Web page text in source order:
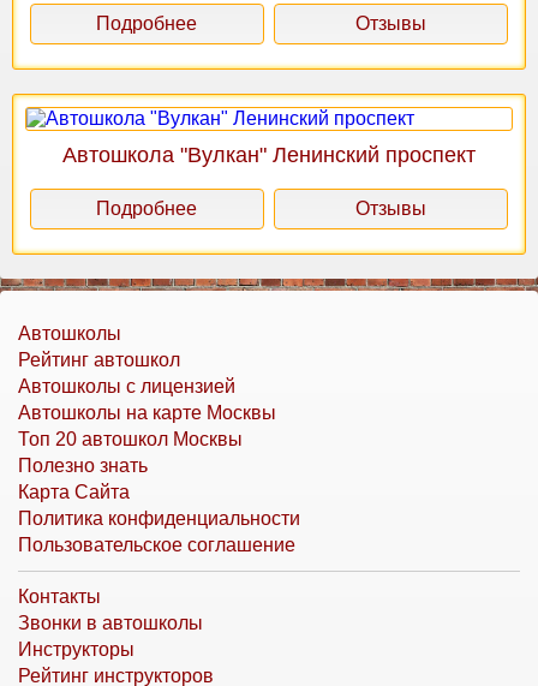
Подробнее Отзывы
Автошкола "Вулкан" Ленинский проспект
Подробнее Отзывы
Автошколы
Рейтинг автошкол
Автошколы с лицензией
Автошколы на карте Москвы
Топ 20 автошкол Москвы
Полезно знать
Карта Сайта
Политика конфиденциальности
Пользовательское соглашение
Контакты
Звонки в автошколы
Инструкторы
Рейтинг инструкторов